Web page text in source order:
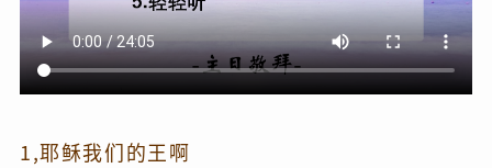
1,耶稣我们的王啊